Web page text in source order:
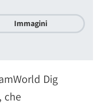
Immagini
Dig
che